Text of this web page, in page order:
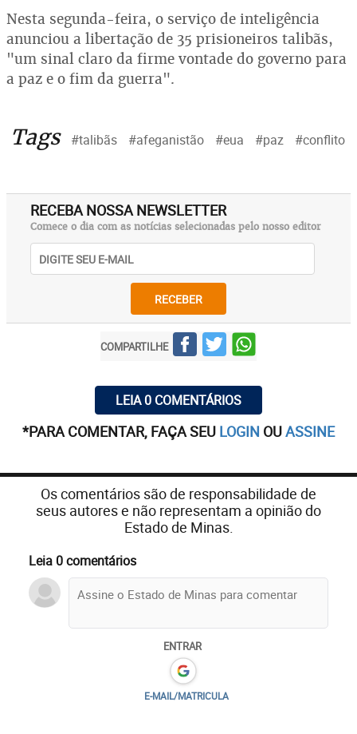
Nesta segunda-feira, o serviço de inteligência
anunciou a libertação de 35 prisioneiros talibãs,
"um sinal claro da firme vontade do governo para
a paz e o fim da guerra".
Tags #talibãs #afeganistão #eua #paz #conflito
RECEBA NOSSA NEWSLETTER
Comece o dia com as notícias selecionadas pelo nosso editor
RECEBER
COMPARTILHE
LEIA 0 COMENTÁRIOS
*PARA COMENTAR, FAÇA SEU LOGIN OUASSINE
Os comentários são de responsabilidade de
seus autores e não representam a opinião do
Estado de Minas.
Leia 0 comentários
ENTRAR
E-MAIL/MATRICULA